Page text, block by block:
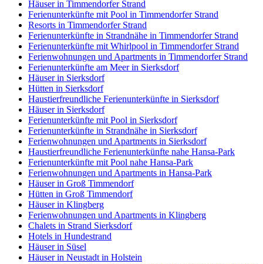
Häuser in Timmendorfer Strand
Ferienunterkünfte mit Pool in Timmendorfer Strand
Resorts in Timmendorfer Strand
Ferienunterkünfte in Strandnähe in Timmendorfer Strand
Ferienunterkünfte mit Whirlpool in Timmendorfer Strand
Ferienwohnungen und Apartments in Timmendorfer Strand
Ferienunterkünfte am Meer in Sierksdorf
Häuser in Sierksdorf
Hütten in Sierksdorf
Haustierfreundliche Ferienunterkünfte in Sierksdorf
Häuser in Sierksdorf
Ferienunterkünfte mit Pool in Sierksdorf
Ferienunterkünfte in Strandnähe in Sierksdorf
Ferienwohnungen und Apartments in Sierksdorf
Haustierfreundliche Ferienunterkünfte nahe Hansa-Park
Ferienunterkünfte mit Pool nahe Hansa-Park
Ferienwohnungen und Apartments in Hansa-Park
Häuser in Groß Timmendorf
Hütten in Groß Timmendorf
Häuser in Klingberg
Ferienwohnungen und Apartments in Klingberg
Chalets in Strand Sierksdorf
Hotels in Hundestrand
Häuser in Süsel
Häuser in Neustadt in Holstein